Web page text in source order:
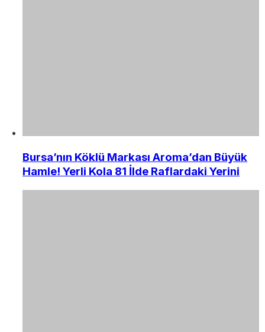
Bursa’nın Köklü Markası Aroma’dan Büyük
Hamle! Yerli Kola 81 İlde Raflardaki Yerini